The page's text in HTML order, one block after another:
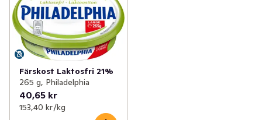
Färskost Laktosfri 21%
265 g, Philadelphia
40,65 kr
153,40 kr /kg